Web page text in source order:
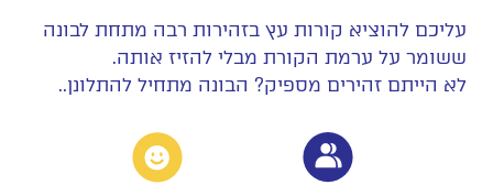
עליכם להוציא קורות עץ בזהירות רבה מתחת לבונה
ששומר על ערמת הקורת מבלי להזיז אותה.
לא הייתם זהירים מספיק? הבונה מתחיל להתלונן..